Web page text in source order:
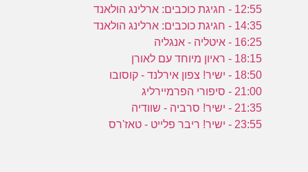
12:55 - חגיגת כוכבים: ארלינג הולאנד
14:35 - חגיגת כוכבים: ארלינג הולאנד
16:25 - איטליה - אנגליה
18:15 - ראיון מיוחד עם לאורן
18:50 - ישיר! צפון אירלנד - קוסובו
21:00 - סיפורי הפרמיירליג
21:35 - ישיר! סרביה - שוודיה
23:55 - ישיר! ריבר פלייט - טאז'רס